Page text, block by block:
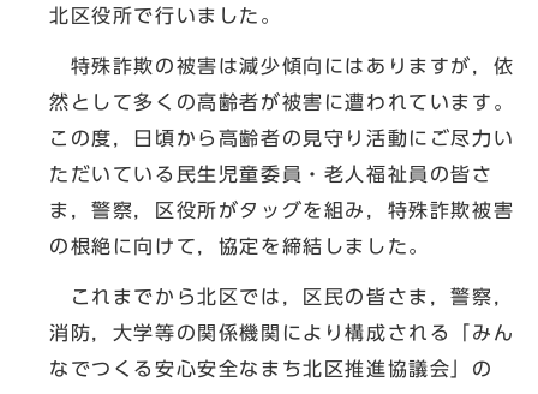
北区役所で行いました。
特殊詐欺の被害は減少傾向にはありますが，依
然として多くの高齢者が被害に遭われています。
この度，日頃から高齢者の見守り活動にご尽力い
ただいている民生児童委員・老人福祉員の皆さ
ま，警察，区役所がタッグを組み，特殊詐欺被害
の根絶に向けて，協定を締結しました。
これまでから北区では，区民の皆さま，警察，
消防，大学等の関係機関により構成される「みん
なでつくる安心安全なまち北区推進協議会」の